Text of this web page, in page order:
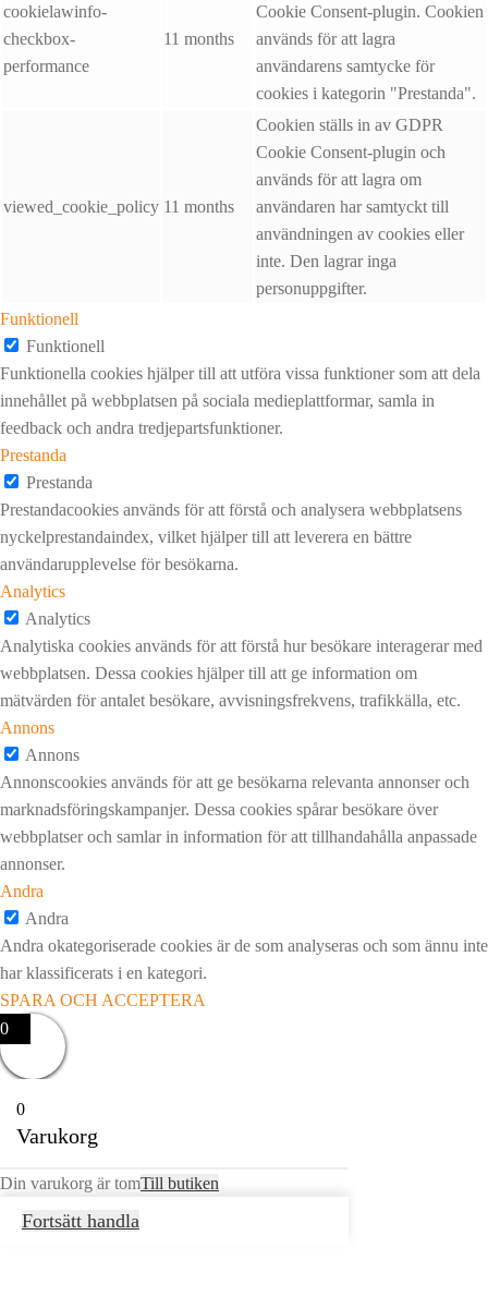
cookielawinfo-
checkbox-
performance
11 months
Cookie Consent-plugin. Cookien
används för att lagra
användarens samtycke för
cookies i kategorin "Prestanda".
viewed_cookie_policy 11 months
Cookien ställs in av GDPR
Cookie Consent-plugin och
används för att lagra om
användaren har samtyckt till
användningen av cookies eller
inte. Den lagrar inga
personuppgifter.
Funktionell
Funktionell
Funktionella cookies hjälper till att utföra vissa funktioner som att dela
innehållet på webbplatsen på sociala medieplattformar, samla in
feedback och andra tredjepartsfunktioner.
Prestanda
Prestanda
Prestandacookies används för att förstå och analysera webbplatsens
nyckelprestandaindex, vilket hjälper till att leverera en bättre
användarupplevelse för besökarna.
Analytics
Analytics
Analytiska cookies används för att förstå hur besökare interagerar med
webbplatsen. Dessa cookies hjälper till att ge information om
mätvärden för antalet besökare, avvisningsfrekvens, trafikkälla, etc.
Annons
Annons
Annonscookies används för att ge besökarna relevanta annonser och
marknadsföringskampanjer. Dessa cookies spårar besökare över
webbplatser och samlar in information för att tillhandahålla anpassade
annonser.
Andra
Andra
Andra okategoriserade cookies är de som analyseras och som ännu inte
har klassificerats i en kategori.
SPARA OCH ACCEPTERA
0
0
Varukorg
Din varukorg är tomTill butiken
Fortsätt handla